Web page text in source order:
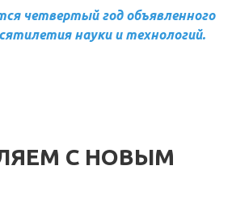
четвертый год объявленного
науки и технологий.
С НОВЫМ